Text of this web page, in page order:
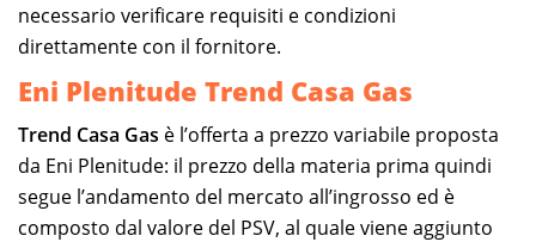
necessario verificare requisiti e condizioni
direttamente con il fornitore.
Eni Plenitude Trend Casa Gas
Trend Casa Gas è l’offerta a prezzo variabile proposta
da Eni Plenitude: il prezzo della materia prima quindi
segue l’andamento del mercato all’ingrosso ed è
composto dal valore del PSV, al quale viene aggiunto